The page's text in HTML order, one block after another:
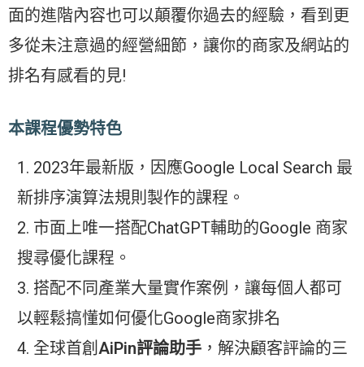
面的進階內容也可以顛覆你過去的經驗，看到更
多從未注意過的經營細節，讓你的商家及網站的
排名有感看的見!
本課程優勢特色
2023年最新版，因應Google Local Search 最
新排序演算法規則製作的課程。
市面上唯一搭配ChatGPT輔助的Google 商家
搜尋優化課程。
搭配不同產業大量實作案例，讓每個人都可
以輕鬆搞懂如何優化Google商家排名
全球首創 AiPin評論助手 ，解決顧客評論的三